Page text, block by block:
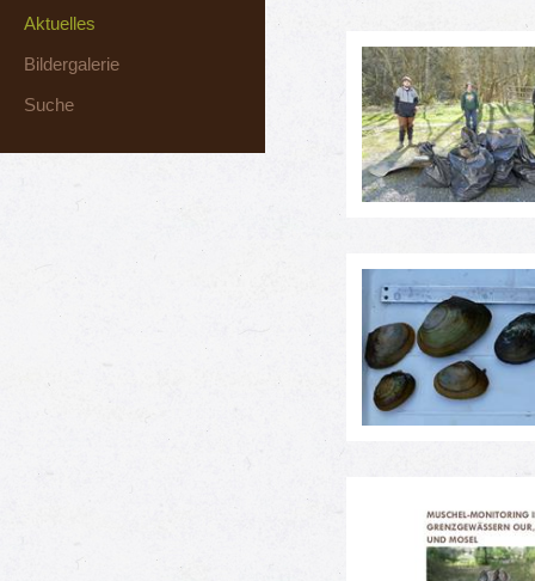
Aktuelles
Bildergalerie
Suche